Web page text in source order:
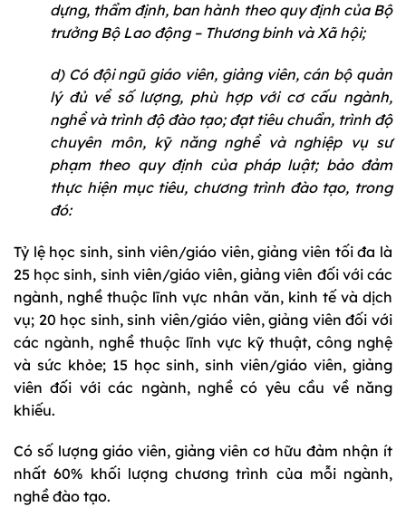
dựng, thẩm định, ban hành theo quy định của Bộ
trưởng Bộ Lao động – Thương binh và Xã hội;
d) Có đội ngũ giáo viên, giảng viên, cán bộ quản
lý đủ về số lượng, phù hợp với cơ cấu ngành,
nghề và trình độ đào tạo; đạt tiêu chuẩn, trình độ
chuyên môn, kỹ năng nghề và nghiệp vụ sư
phạm theo quy định của pháp luật; bảo đảm
thực hiện mục tiêu, chương trình đào tạo, trong
đó:
Tỷ lệ học sinh, sinh viên/giáo viên, giảng viên tối đa là
25 học sinh, sinh viên/giáo viên, giảng viên đối với các
ngành, nghề thuộc lĩnh vực nhân văn, kinh tế và dịch
vụ; 20 học sinh, sinh viên/giáo viên, giảng viên đối với
các ngành, nghề thuộc lĩnh vực kỹ thuật, công nghệ
và sức khỏe; 15 học sinh, sinh viên/giáo viên, giảng
viên đối với các ngành, nghề có yêu cầu về năng
khiếu.
Có số lượng giáo viên, giảng viên cơ hữu đảm nhận ít
nhất 60% khối lượng chương trình của mỗi ngành,
nghề đào tạo.